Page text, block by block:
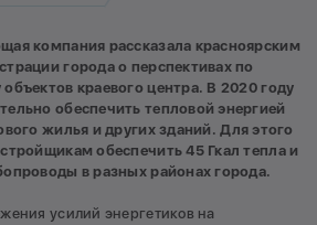
компания рассказала красноярским
города о перспективах по
краевого центра. В 2020 году
обеспечить тепловой энергией
жилья и других зданий. Для этого
обеспечить 45 Гкал тепла и
в разных районах города.
усилий энергетиков на